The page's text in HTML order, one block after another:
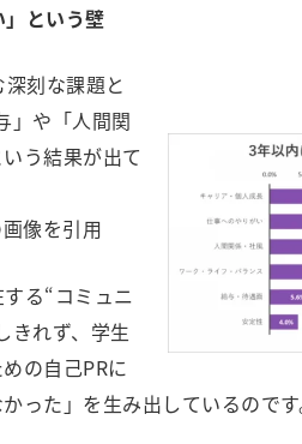
という壁
刻な課題と
」や「人間関
う結果が出て
像を引用
る“コミュニ
きれず、学生
の自己PRに
った」を生み出しているのです